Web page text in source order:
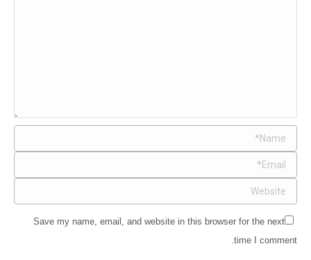
Name *
Email *
Website
Save my name, email, and website in this browser for the next
time I comment.